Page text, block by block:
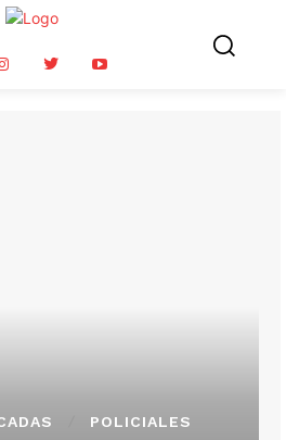
POLICIALES